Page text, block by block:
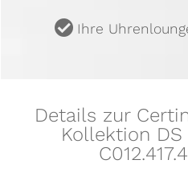
u Ihre
Details zur
Kollektion